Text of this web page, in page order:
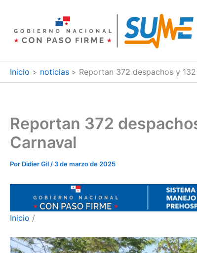
contenido
Inicio noticias Reportan 372 despachos y
Reportan 372
Carnaval
Por Didier Gil / 3 de marzo de 2025
Inicio /